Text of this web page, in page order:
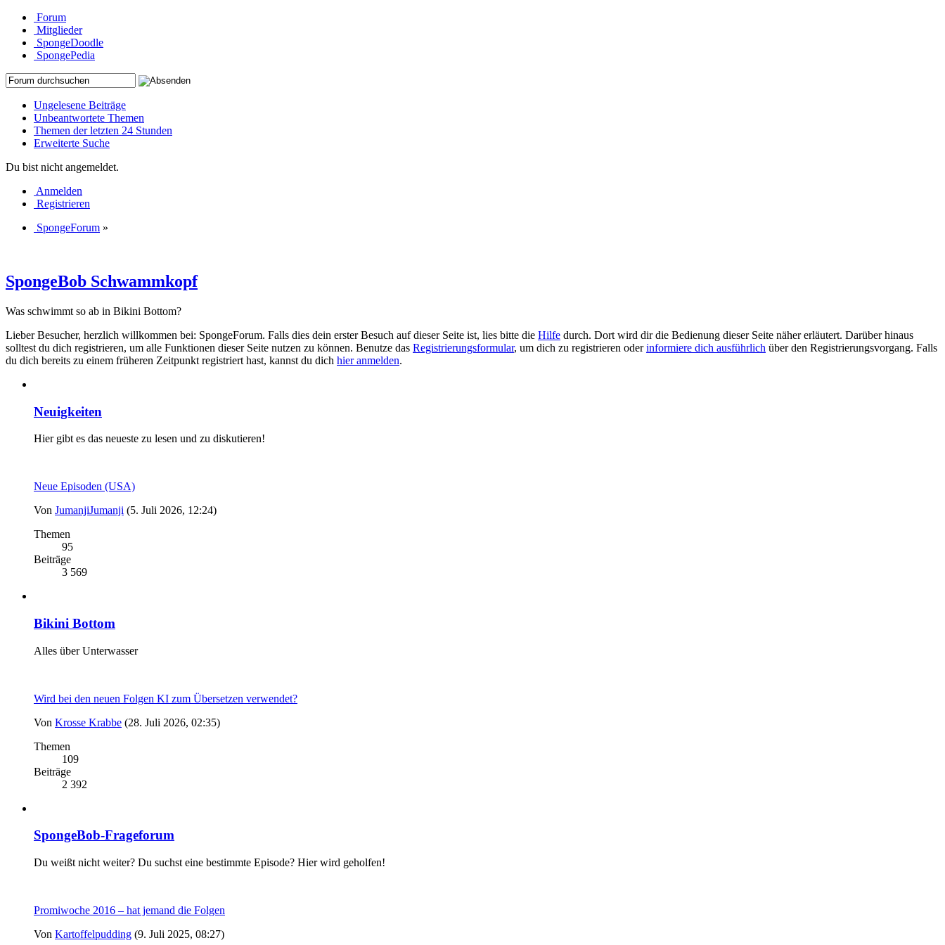
Forum
Mitglieder
SpongeDoodle
SpongePedia
Ungelesene Beiträge
Unbeantwortete Themen
Themen der letzten 24 Stunden
Erweiterte Suche
Du bist nicht angemeldet.
Anmelden
Registrieren
SpongeForum »
SpongeBob Schwammkopf
Was schwimmt so ab in Bikini Bottom?
Lieber Besucher, herzlich willkommen bei: SpongeForum. Falls dies dein erster Besuch auf dieser Seite ist, lies bitte die Hilfe durch. Dort wird dir die Bedienung dieser Seite näher erläutert. Darüber hinaus
solltest du dich registrieren, um alle Funktionen dieser Seite nutzen zu können. Benutze das Registrierungsformular, um dich zu registrieren oderinformiere dich ausführlich über den Registrierungsvorgang. Falls
du dich bereits zu einem früheren Zeitpunkt registriert hast, kannst du dich hier anmelden.
Neuigkeiten
Hier gibt es das neueste zu lesen und zu diskutieren!
Neue Episoden (USA)
Von JumanjiJumanji (5. Juli 2026, 12:24)
Themen
95
Beiträge
3 569
Bikini Bottom
Alles über Unterwasser
Wird bei den neuen Folgen KI zum Übersetzen verwendet?
Von Krosse Krabbe (28. Juli 2026, 02:35)
Themen
109
Beiträge
2 392
SpongeBob-Frageforum
Du weißt nicht weiter? Du suchst eine bestimmte Episode? Hier wird geholfen!
Promiwoche 2016 – hat jemand die Folgen
Von Kartoffelpudding (9. Juli 2025, 08:27)